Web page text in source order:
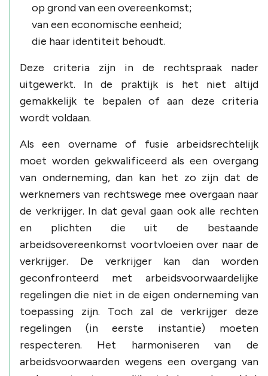
op grond van een overeenkomst;
van een economische eenheid;
die haar identiteit behoudt.
Deze criteria zijn in de rechtspraak nader
uitgewerkt. In de praktijk is het niet altijd
gemakkelijk te bepalen of aan deze criteria
wordt voldaan.
Als een overname of fusie arbeidsrechtelijk
moet worden gekwalificeerd als een overgang
van onderneming, dan kan het zo zijn dat de
werknemers van rechtswege mee overgaan naar
de verkrijger. In dat geval gaan ook alle rechten
en plichten die uit de bestaande
arbeidsovereenkomst voortvloeien over naar de
verkrijger. De verkrijger kan dan worden
geconfronteerd met arbeidsvoorwaardelijke
regelingen die niet in de eigen onderneming van
toepassing zijn. Toch zal de verkrijger deze
regelingen (in eerste instantie) moeten
respecteren. Het harmoniseren van de
arbeidsvoorwaarden wegens een overgang van